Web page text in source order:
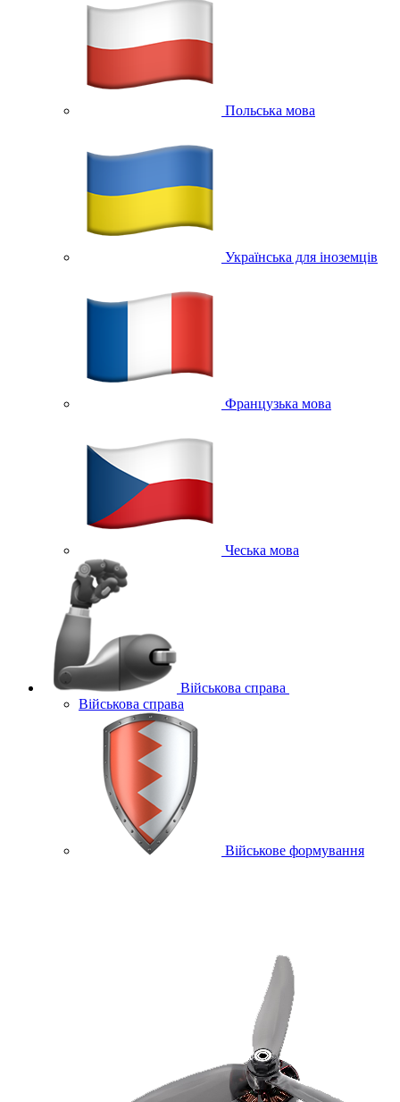
Польська мова
Українська для іноземців
Французька мова
Чеська мова
Військова справа
Військова справа
Військове формування